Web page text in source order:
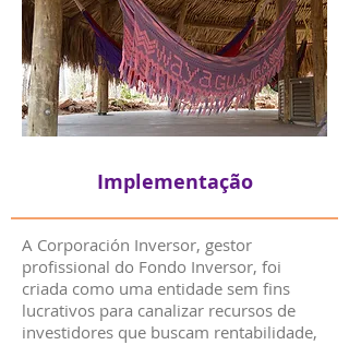
Implementação
A Corporación Inversor, gestor
profissional do Fondo Inversor, foi
criada como uma entidade sem fins
lucrativos para canalizar recursos de
investidores que buscam rentabilidade,